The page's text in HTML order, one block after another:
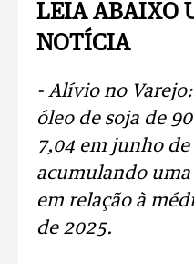
LEIA ABAIXO
NOTÍCIA
- Alívio no
óleo de soja de
7,04 em junho de
acumulando uma
em relação à
de 2025.